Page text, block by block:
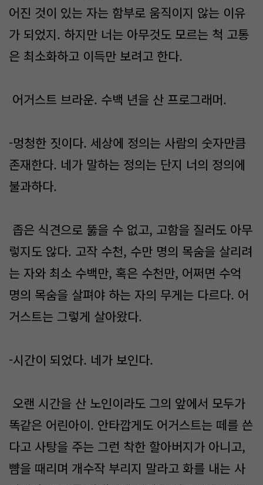
어진 것이 있는 자는 함부로 움직이지 않는 이유
가 되었지. 하지만 너는 아무것도 모르는 척 고통
은 최소화하고 이득만 보려고 한다.
어거스트 브라운. 수백 년을 산 프로그래머.
-멍청한 짓이다. 세상에 정의는 사람의 숫자만큼
존재한다. 네가 말하는 정의는 단지 너의 정의에
불과하다.
좁은 식견으로 뚫을 수 없고, 고함을 질러도 아무
렇지도 않다. 고작 수천, 수만 명의 목숨을 살리려
는 자와 최소 수백만, 혹은 수천만, 어쩌면 수억
명의 목숨을 살펴야 하는 자의 무게는 다르다. 어
거스트는 그렇게 살아왔다.
-시간이 되었다. 네가 보인다.
오랜 시간을 산 노인이라도 그의 앞에서 모두가
똑같은 어린아이. 안타깝게도 어거스트는 떼를 쓴
다고 사탕을 주는 그런 착한 할아버지가 아니고,
뺨을 때리며 개수작 부리지 말라고 화를 내는 사